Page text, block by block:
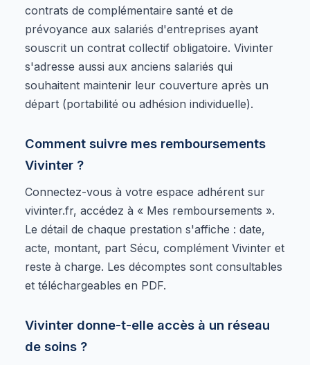
contrats de complémentaire santé et de
prévoyance aux salariés d'entreprises ayant
souscrit un contrat collectif obligatoire. Vivinter
s'adresse aussi aux anciens salariés qui
souhaitent maintenir leur couverture après un
départ (portabilité ou adhésion individuelle).
Comment suivre mes remboursements
Vivinter ?
Connectez-vous à votre espace adhérent sur
vivinter.fr, accédez à « Mes remboursements ».
Le détail de chaque prestation s'affiche : date,
acte, montant, part Sécu, complément Vivinter et
reste à charge. Les décomptes sont consultables
et téléchargeables en PDF.
Vivinter donne-t-elle accès à un réseau
de soins ?